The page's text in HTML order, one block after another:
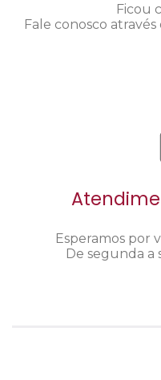
Ficou
Fale conosco
Esperamos por
De segunda a